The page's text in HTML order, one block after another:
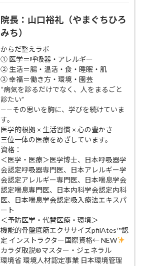
院長：山口裕礼（やまぐちひろ
みち）
からだ整えラボ
① 医学＝呼吸器・アレルギー
② 生活＝腸・温活・食・睡眠・肌
③ 幸福＝働き方・環境・園芸
“病気を診るだけでなく、人をまるごと
診たい”
——その思いを胸に、学びを続けていま
す。
医学的根拠 × 生活習慣 × 心の豊かさ
三位一体の医療をめざしています。
資格：
＜医学・医療＞医学博士、日本呼吸器学
会認定呼吸器専門医、日本アレルギー学
会認定アレルギー専門医、日本喘息学会
認定喘息専門医、日本内科学会認定内科
医、日本喘息学会認定吸入療法エキスパ
ート
＜予防医学・代替医療・環境＞
機能的骨盤底筋エクササイズpfilAtes™認
定 インストラクター国際資格← NEW
カラダ取説®マスター・ジェネラル
環境省 環境人材認定事業 日本環境管理